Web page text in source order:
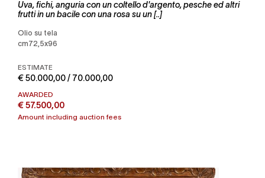
Uva, fichi, anguria con un coltello d'argento, pesche ed altri
frutti in un bacile con una rosa su un [..]
olio su tela
cm72,5x96
ESTIMATE
€ 50.000,00 / 70.000,00
AWARDED
€ 57.500,00
Amount including auction fees